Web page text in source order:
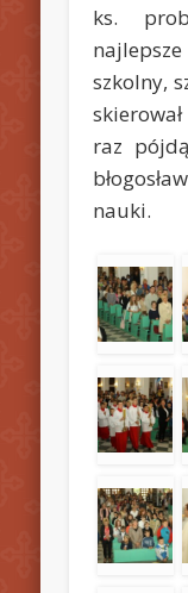
ks.
szkolny,
raz
nauki.